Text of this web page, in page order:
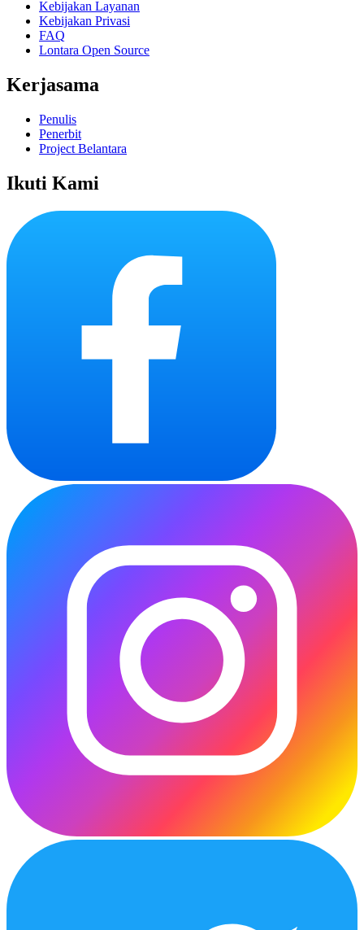
Kebijakan Layanan
Kebijakan Privasi
FAQ
Lontara Open Source
Kerjasama
Penulis
Penerbit
Project Belantara
Ikuti Kami